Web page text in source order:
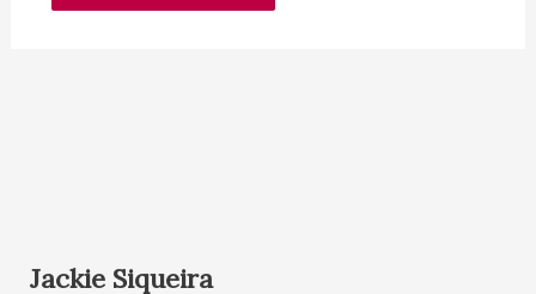
Jackie Siqueira